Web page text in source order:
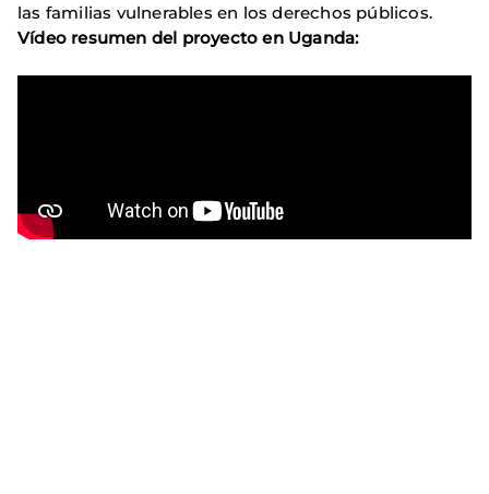
las familias vulnerables en los derechos públicos.
Vídeo resumen del proyecto en Uganda: